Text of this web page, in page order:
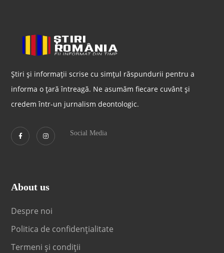
Știri și informații scrise cu simțul răspundurii pentru a
informa o țară întreagă. Ne asumăm fiecare cuvânt și
credem într-un jurnalism deontologic.
Social Media
About us
Despre noi
Politica de confidențialitate
Termeni și condiții